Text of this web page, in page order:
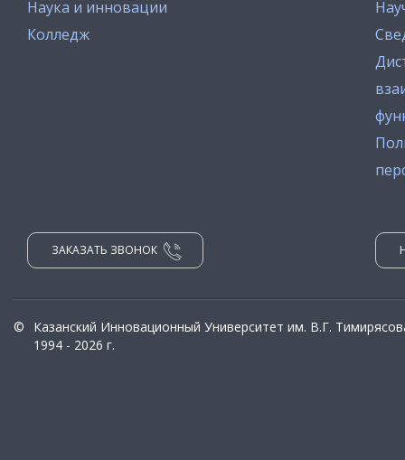
Наука и инновации
Колледж
ЗАКАЗАТЬ ЗВОНОК
©
Казанский Инновационный Университет им. В.Г.
1994 - 2026 г.